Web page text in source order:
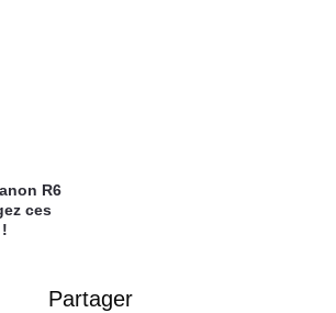
R6
ces
Partager